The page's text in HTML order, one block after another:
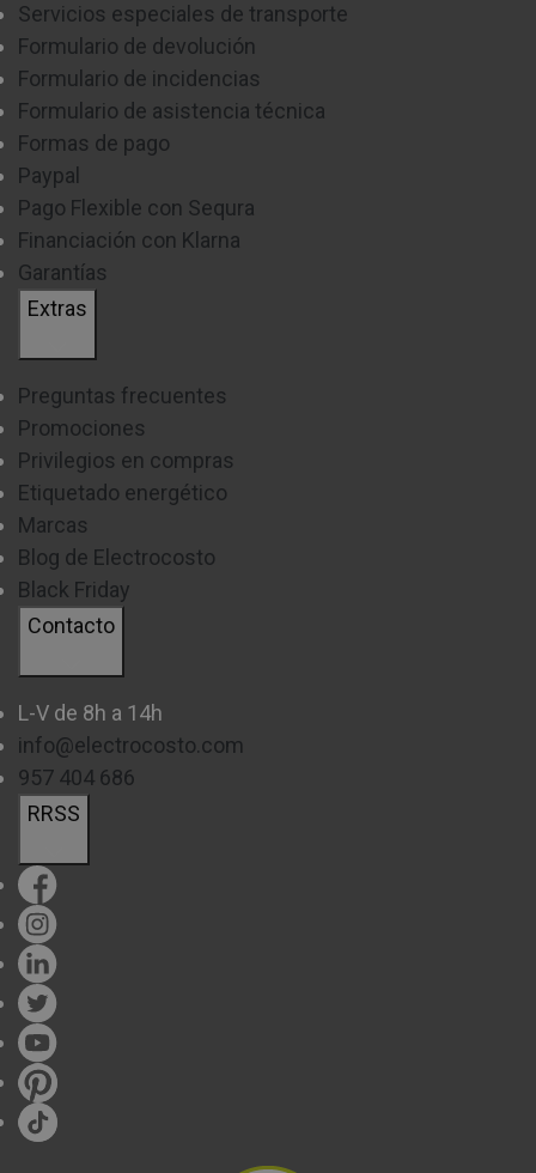
Servicios especiales de transporte
Formulario de devolución
Formulario de incidencias
Formulario de asistencia técnica
Formas de pago
Paypal
Pago Flexible con Sequra
Financiación con Klarna
Garantías
Extras
Preguntas frecuentes
Promociones
Privilegios en compras
Etiquetado energético
Marcas
Blog de Electrocosto
Black Friday
Contacto
L-V de 8h a 14h
info@electrocosto.com
957 404 686
RRSS